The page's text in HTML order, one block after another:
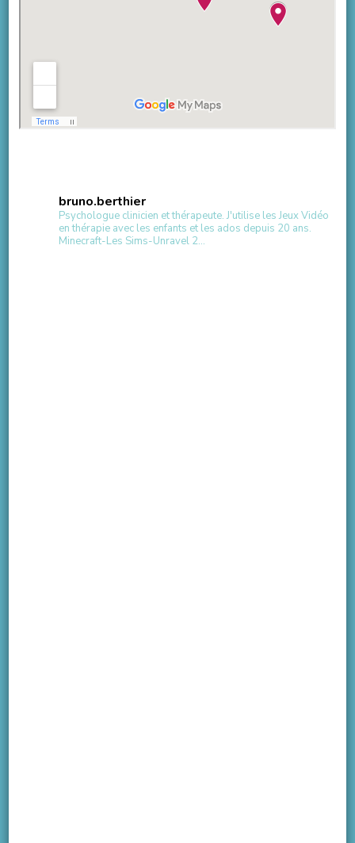
bruno.berthier
Psychologue clinicien et thérapeute.J'utilise les Jeux Vidéo
en thérapie avec les enfants et les ados depuis 20 ans.
Minecraft-Les Sims-Unravel 2...